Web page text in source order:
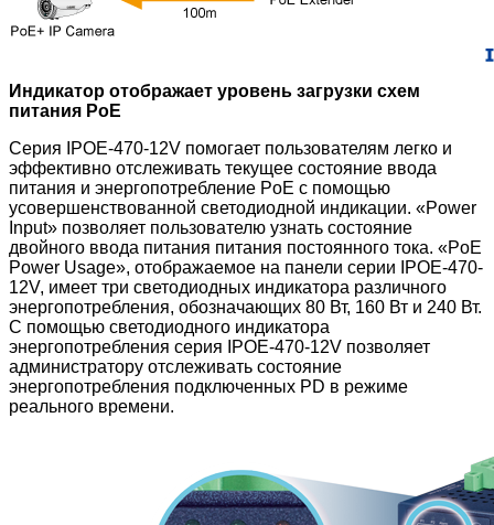
Индикатор отображает уровень загрузки схем
питания PoE
Серия IPOE-470-12V помогает пользователям легко и
эффективно отслеживать текущее состояние ввода
питания и энергопотребление PoE с помощью
усовершенствованной светодиодной индикации. «Power
Input» позволяет пользователю узнать состояние
двойного ввода питания питания постоянного тока. «PoE
Power Usage», отображаемое на панели серии IPOE-470-
12V, имеет три светодиодных индикатора различного
энергопотребления, обозначающих 80 Вт, 160 Вт и 240 Вт.
С помощью светодиодного индикатора
энергопотребления серия IPOE-470-12V позволяет
администратору отслеживать состояние
энергопотребления подключенных PD в режиме
реального времени.